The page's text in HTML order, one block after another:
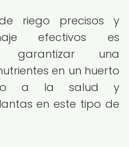
riego precisos y
efectivos es
garantizar una
en un huerto
a la salud y
en este tipo de